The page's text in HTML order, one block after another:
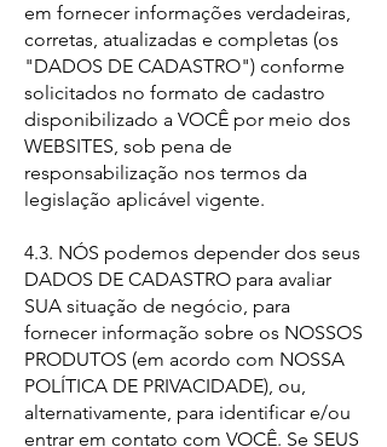
em fornecer informações verdadeiras,
corretas, atualizadas e completas (os
"DADOS DE CADASTRO") conforme
solicitados no formato de cadastro
disponibilizado a VOCÊ por meio dos
WEBSITES, sob pena de
responsabilização nos termos da
legislação aplicável vigente.
4.3. NÓS podemos depender dos seus
DADOS DE CADASTRO para avaliar
SUA situação de negócio, para
fornecer informação sobre os NOSSOS
PRODUTOS (em acordo com NOSSA
POLÍTICA DE PRIVACIDADE), ou,
alternativamente, para identificar e/ou
entrar em contato com VOCÊ. Se SEUS